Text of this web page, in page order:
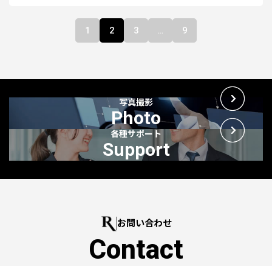
1 2 3 9
写真撮影
Photo
各種サポート
Support
お問い合わせ
Contact